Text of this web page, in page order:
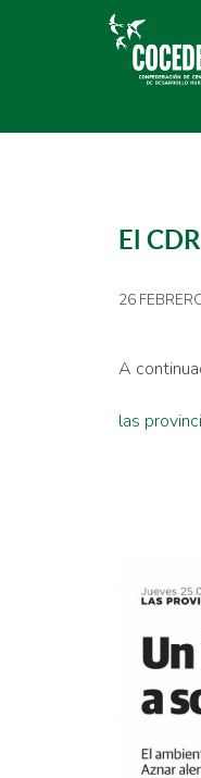
El
26
A
las